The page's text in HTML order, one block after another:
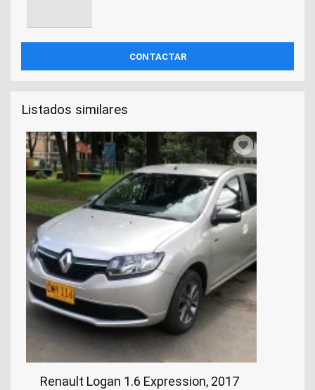
Listados similares
Renault Logan 1.6 Expression, 2017